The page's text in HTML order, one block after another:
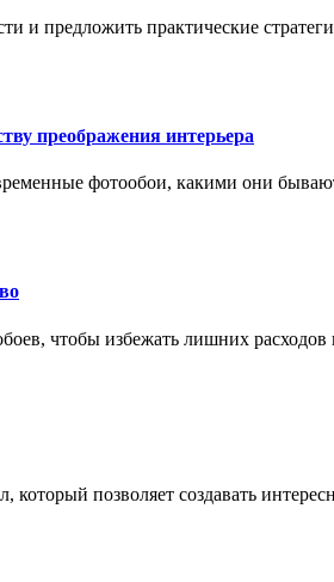
и предложить практические
преображения интерьера
фотообои, какими они
чтобы избежать лишних расходов
позволяет создавать